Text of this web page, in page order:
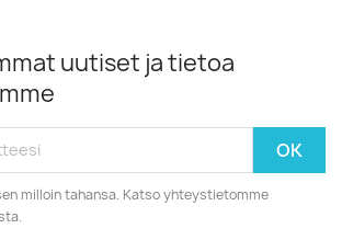
uutiset ja tietoa
milloin tahansa. Katso yhteystietomme